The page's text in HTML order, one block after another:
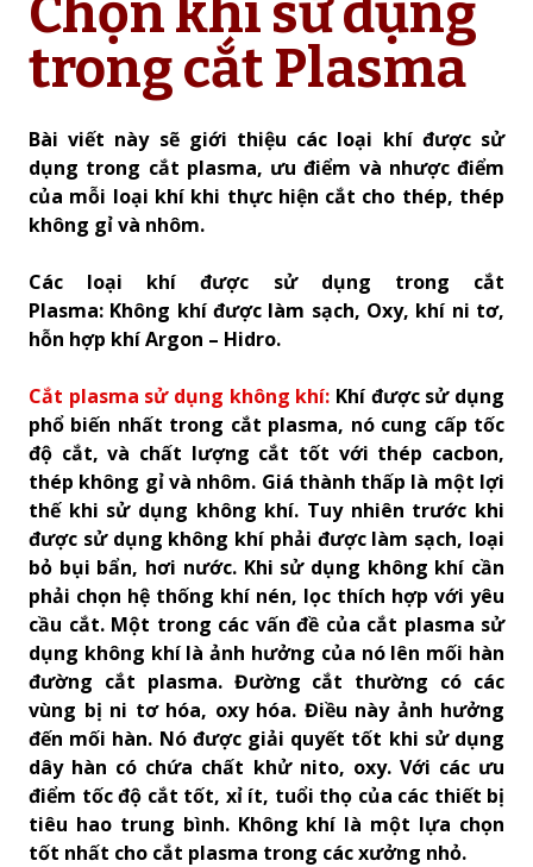
Chọn khí sử dụng
trong cắt Plasma
Bài viết này sẽ giới thiệu các loại khí được sử
dụng trong cắt plasma, ưu điểm và nhược điểm
của mỗi loại khí khi thực hiện cắt cho thép, thép
không gỉ và nhôm.
Các loại khí được sử dụng trong cắt
Plasma: Không khí được làm sạch, Oxy, khí ni tơ,
hỗn hợp khí Argon – Hidro.
Cắt plasma sử dụng không khí: Khí được sử dụng
phổ biến nhất trong cắt plasma, nó cung cấp tốc
độ cắt, và chất lượng cắt tốt với thép cacbon,
thép không gỉ và nhôm. Giá thành thấp là một lợi
thế khi sử dụng không khí. Tuy nhiên trước khi
được sử dụng không khí phải được làm sạch, loại
bỏ bụi bẩn, hơi nước. Khi sử dụng không khí cần
phải chọn hệ thống khí nén, lọc thích hợp với yêu
cầu cắt. Một trong các vấn đề của cắt plasma sử
dụng không khí là ảnh hưởng của nó lên mối hàn
đường cắt plasma. Đường cắt thường có các
vùng bị ni tơ hóa, oxy hóa. Điều này ảnh hưởng
đến mối hàn. Nó được giải quyết tốt khi sử dụng
dây hàn có chứa chất khử nito, oxy. Với các ưu
điểm tốc độ cắt tốt, xỉ ít, tuổi thọ của các thiết bị
tiêu hao trung bình. Không khí là một lựa chọn
tốt nhất cho cắt plasma trong các xưởng nhỏ.